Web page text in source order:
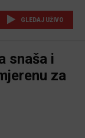
GLEDAJ UŽIVO
snaša i
za